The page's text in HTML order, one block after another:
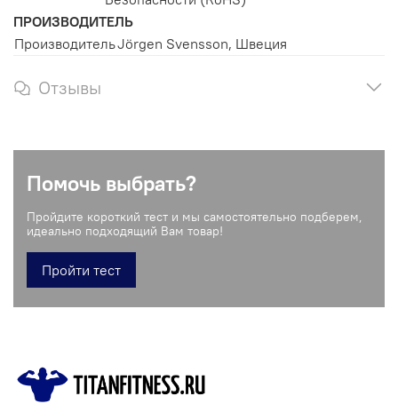
ПРОИЗВОДИТЕЛЬ
ПроизводительJörgen Svensson, Швеция
Отзывы
Помочь выбрать?
Пройдите короткий тест и мы самостоятельно подберем,
идеально подходящий Вам товар!
Пройти тест